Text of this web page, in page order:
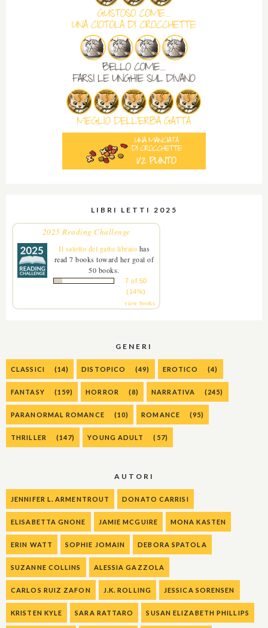
LIBRI LETTI 2025
2025 Reading Challenge
Il salotto del gatto libraio has
read 7 books toward her goal of
50 books.
7 of 50
(14%)
view books
GENERI
CLASSICI (14) DISTOPICO (49) EROTICO (4)
FANTASY (159) HORROR (8) NARRATIVA (245)
PARANORMAL ROMANCE (10) ROMANCE (95)
THRILLER (147) YOUNG ADULT (57)
AUTORI
JENNIFER L. ARMENTROUT DONATO CARRISI
ELISABETTA GNONE JAMIE MCGUIRE MONA KASTEN
ERIN WATT SOPHIE JOMAIN DEBORA SPATOLA
SUZANNE COLLINS ALESSIA GAZZOLA
CARLOS RUIZ ZAFON J.K. ROLLING JESSICA SORENSEN
KRISTEN KYLE SARA RATTARO SUSAN ELIZABETH PHILLIPS